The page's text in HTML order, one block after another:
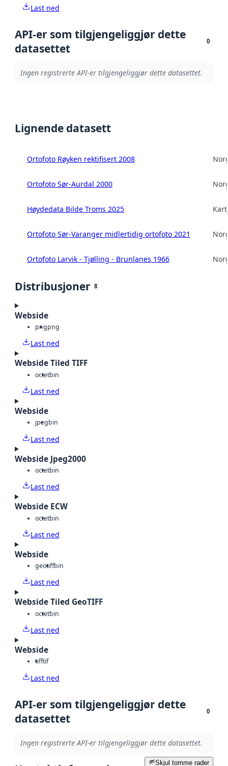
Last ned
API-er som tilgjengeliggjør dette
datasettet
0
Ingen registrerte API-er tilgjengeliggjør dette datasettet.
Lignende datasett
Ortofoto Røyken rektifisert 2008
Ortofoto Sør-Aurdal 2000
Høydedata Bilde Troms 2025
Ortofoto Sør-Varanger midlertidig ortofoto 2021
Ortofoto Larvik - Tjølling - Brunlanes 1966
Distribusjoner 8
Webside
pngpng
Last ned
Webside Tiled TIFF
octetbin
Last ned
Webside
jpegbin
Last ned
Webside Jpeg2000
octetbin
Last ned
Webside ECW
octetbin
Last ned
Webside
geotiffbin
Last ned
Webside Tiled GeoTIFF
octetbin
Last ned
Webside
tifftif
Last ned
API-er som tilgjengeliggjør dette
datasettet
0
Ingen registrerte API-er tilgjengeliggjør dette datasettet.
Skjul tomme rader